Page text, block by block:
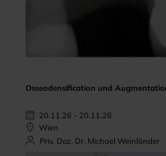
Osseodensification und
20.11.26 - 20.11.26
Wien
Priv. Doz. Dr. Michael Weinländer